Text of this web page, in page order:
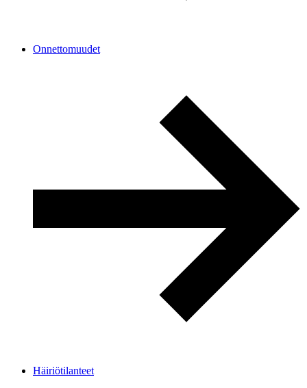
Onnettomuudet
Häiriötilanteet